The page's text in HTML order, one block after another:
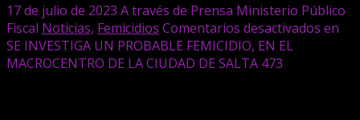
17 de julio de 2023 A través de Prensa Ministerio Público
Fiscal Noticias, Femicidios Comentarios desactivados en
SE INVESTIGA UN PROBABLE FEMICIDIO, EN EL
MACROCENTRO DE LA CIUDAD DE SALTA 473